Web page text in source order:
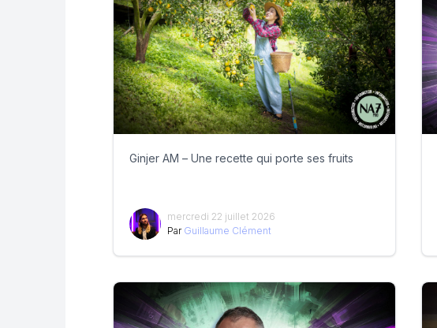
Ginjer AM – Une recette qui porte ses fruits
mercredi 22 juillet 2026
Par Guillaume Clément